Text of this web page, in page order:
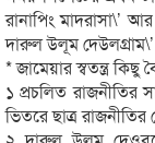
রানাপিং মাদরাসা\’
দারুল উলূম
* জামেয়ার স্বতন্ত্র কিছু
১ প্রচলিত রাজনীতির
ভিতরে ছাত্র